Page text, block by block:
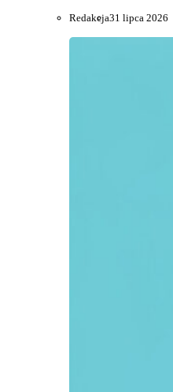
Redakcja31 lipca 2026